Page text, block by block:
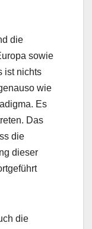
die
sowie
ist nichts
wie
Es
Das
die
dieser
die